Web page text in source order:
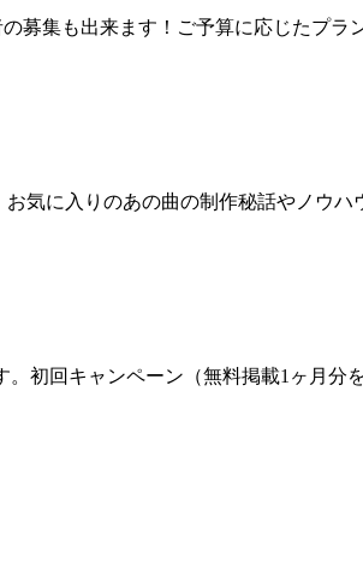
集も出来ます！ご予算に応じたプラ
気に入りのあの曲の制作秘話やノウ
初回キャンペーン（無料掲載1ヶ月